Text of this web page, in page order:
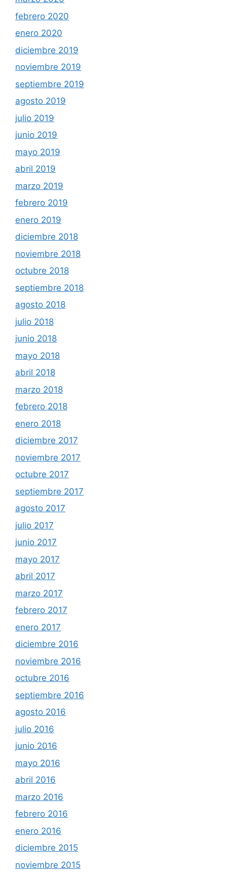
febrero 2020
enero 2020
diciembre 2019
noviembre 2019
septiembre 2019
agosto 2019
julio 2019
junio 2019
mayo 2019
abril 2019
marzo 2019
febrero 2019
enero 2019
diciembre 2018
noviembre 2018
octubre 2018
septiembre 2018
agosto 2018
julio 2018
junio 2018
mayo 2018
abril 2018
marzo 2018
febrero 2018
enero 2018
diciembre 2017
noviembre 2017
octubre 2017
septiembre 2017
agosto 2017
julio 2017
junio 2017
mayo 2017
abril 2017
marzo 2017
febrero 2017
enero 2017
diciembre 2016
noviembre 2016
octubre 2016
septiembre 2016
agosto 2016
julio 2016
junio 2016
mayo 2016
abril 2016
marzo 2016
febrero 2016
enero 2016
diciembre 2015
noviembre 2015